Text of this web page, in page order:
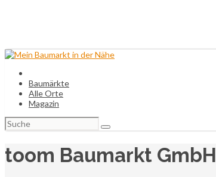
Baumärkte
Alle Orte
Magazin
Suchen
nach:
toom Baumarkt GmbH